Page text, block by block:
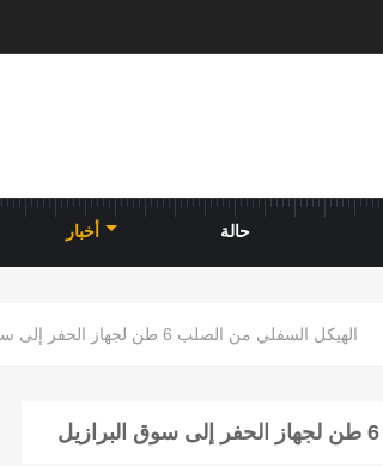
أخبار حالة
الهيكل السفلي من الصلب 6 طن لجهاز الحفر إلى سوق البرازيل